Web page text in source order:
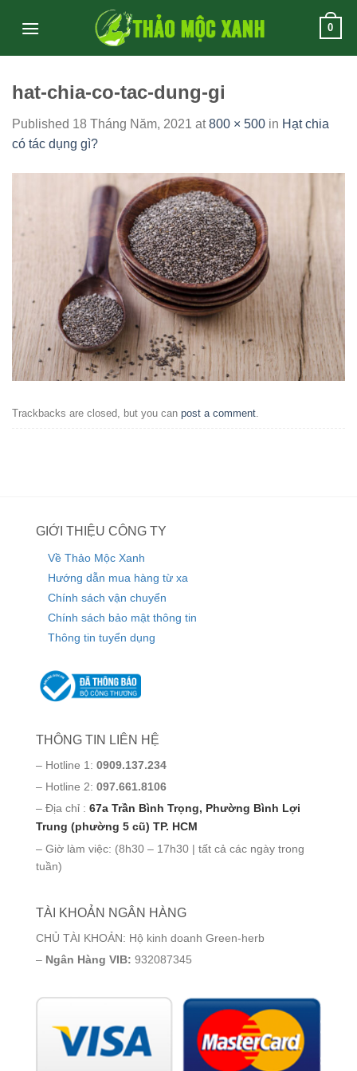
0
hat-chia-co-tac-dung-gi
Published 18 Tháng Năm, 2021 at800 × 500 in Hạt chia
có tác dụng gì?
Trackbacks are closed, but you can post a comment
GIỚI THIỆU CÔNG TY
Về Thảo Mộc Xanh
Hướng dẫn mua hàng từ xa
Chính sách vận chuyển
Chính sách bảo mật thông tin
Thông tin tuyển dụng
THÔNG TIN LIÊN HỆ
– Hotline 1: 0909.137.234
– Hotline 2: 097.661.8106
– Địa chỉ : 67a Trần Bình Trọng, Phường Bình Lợi
Trung (phường 5 cũ) TP. HCM
– Giờ làm việc: (8h30 – 17h30 | tất cả các ngày trong
tuần)
TÀI KHOẢN NGÂN HÀNG
CHỦ TÀI KHOẢN: Hộ kinh doanh Green-herb
– Ngân Hàng VIB: 932087345